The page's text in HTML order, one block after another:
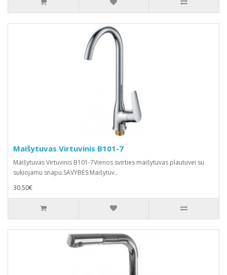
Maišytuvas Virtuvinis B101-7
Maišytuvas Virtuvinis B101-7Vienos svirties maišytuvas plautuvei su
sukiojamu snapu.SAVYBĖS:Maišytuv..
30.50€